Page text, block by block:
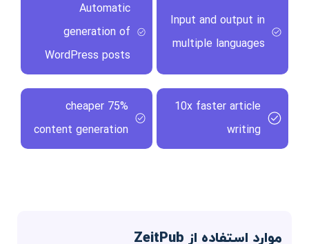
Input and output in
multiple languages
Automatic
generation of
WordPress posts
10x faster article
writing
75% cheaper
content generation
موارد استفاده از ZeitPub